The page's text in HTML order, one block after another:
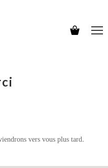
vers vous plus tard.